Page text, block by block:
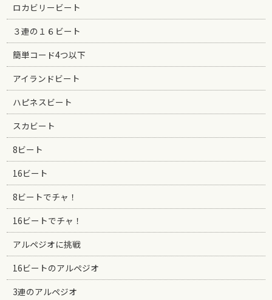
ロカビリービート
３連の１６ビート
簡単コード4つ以下
アイランドビート
ハピネスビート
スカビート
8ビート
16ビート
8ビートでチャ！
16ビートでチャ！
アルペジオに挑戦
16ビートのアルペジオ
3連のアルペジオ